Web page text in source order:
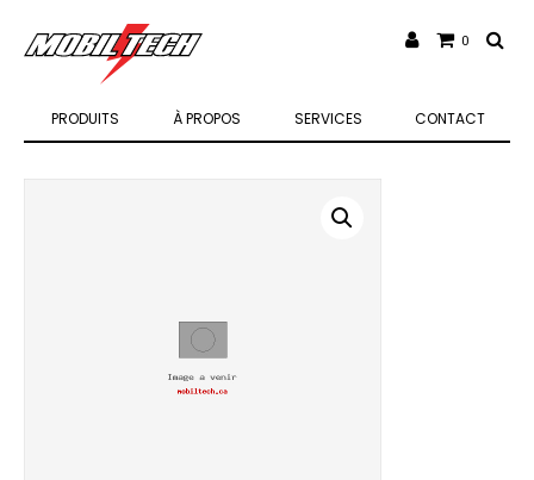
PRODUITS À PROPOS SERVICES CONTACT
0